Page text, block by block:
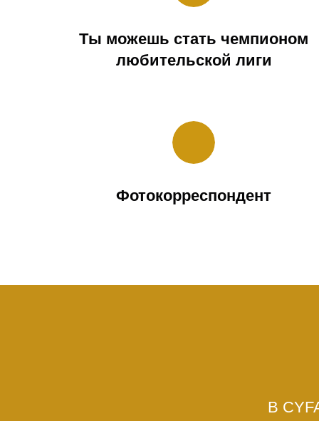
Ты можешь стать чемпионом
любительской лиги
Фотокорреспондент
В